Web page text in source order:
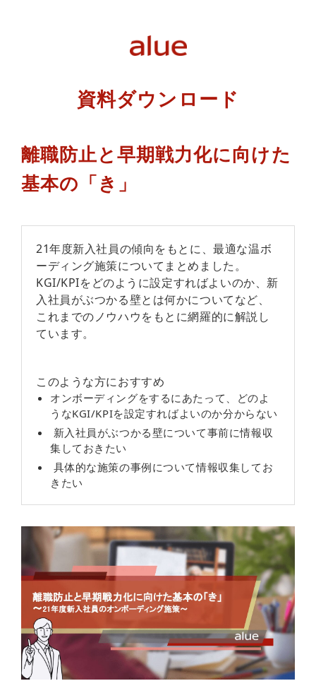
資料ダウンロード
離職防止と早期戦力化に向けた
基本の「き」
21年度新入社員の傾向をもとに、最適な温ボ
ーディング施策についてまとめました。
KGI/KPIをどのように設定すればよいのか、新
入社員がぶつかる壁とは何かについてなど、
これまでのノウハウをもとに網羅的に解説し
ています。
このような方におすすめ
オンボーディングをするにあたって、どのよ
うなKGI/KPIを設定すればよいのか分からない
新入社員がぶつかる壁について事前に情報収
集しておきたい
具体的な施策の事例について情報収集してお
きたい